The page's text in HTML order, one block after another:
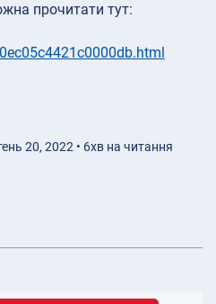
прочитати тут:
20, 2022 • 6хв на читання